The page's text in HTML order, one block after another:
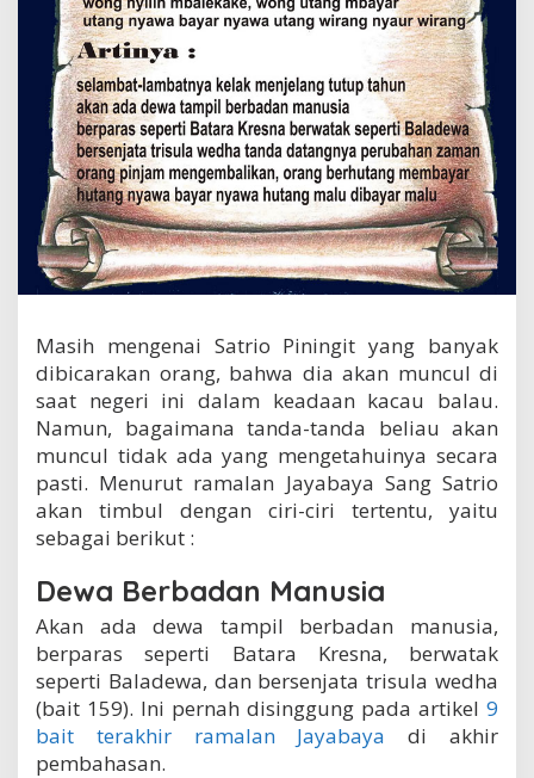
a
l
a
n
J
a
y
a
b
a
y
a
Masih mengenai Satrio Piningit yang banyak
dibicarakan orang, bahwa dia akan muncul di
saat negeri ini dalam keadaan kacau balau.
Namun, bagaimana tanda-tanda beliau akan
muncul tidak ada yang mengetahuinya secara
pasti. Menurut ramalan Jayabaya Sang Satrio
akan timbul dengan ciri-ciri tertentu, yaitu
sebagai berikut :
Dewa Berbadan Manusia
Akan ada dewa tampil berbadan manusia,
berparas seperti Batara Kresna, berwatak
seperti Baladewa, dan bersenjata trisula wedha
(bait 159). Ini pernah disinggung pada artikel 9
bait terakhir ramalan Jayabaya
di akhir
pembahasan.